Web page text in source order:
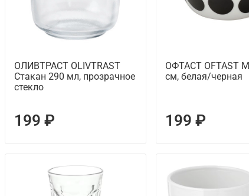
ОЛИВТРАСТ OLIVTRAST
Стакан 290 мл, прозрачное
стекло
199 ₽
ОФТАСТ OFTAST
см, белая/черная
199 ₽